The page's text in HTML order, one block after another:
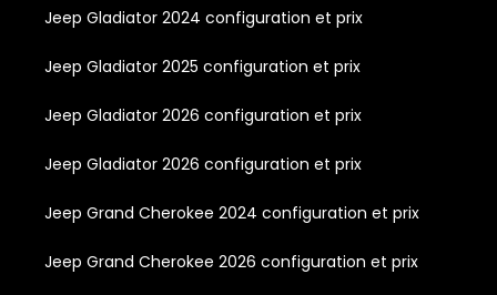
Jeep Gladiator 2024 configuration et prix
Jeep Gladiator 2025 configuration et prix
Jeep Gladiator 2026 configuration et prix
Jeep Gladiator 2026 configuration et prix
Jeep Grand Cherokee 2024 configuration et prix
Jeep Grand Cherokee 2026 configuration et prix